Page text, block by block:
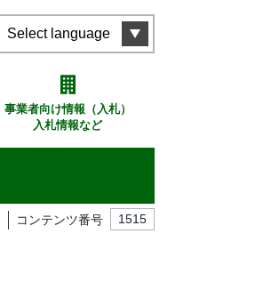
Select language
事業者向け情報（入札）
入札情報など
コンテンツ番号 1515